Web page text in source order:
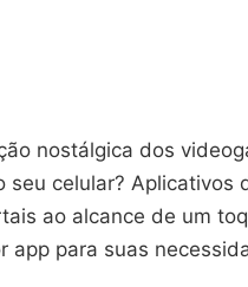
nostálgica dos
celular? Aplicativos
ao alcance de um
app para suas